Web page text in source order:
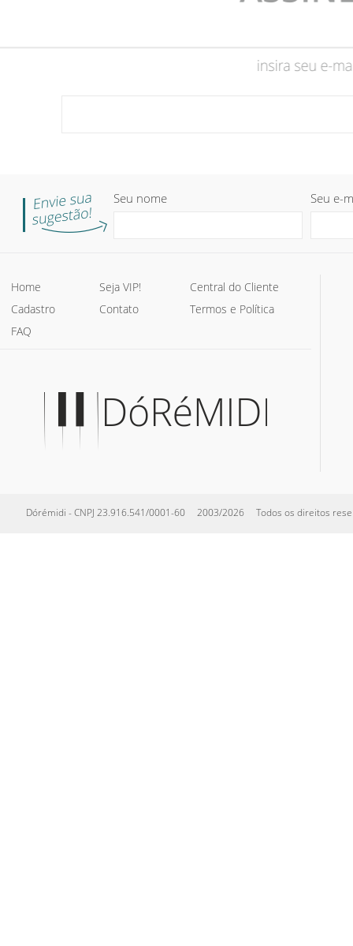
Seu nome Seu e-
Home Seja VIP!
Central do Cliente
Cadastro
Contato
Termos e Política
FAQ
Dórémidi - CNPJ 23.916.541/0001-60 2003/2026 Todos os direitos